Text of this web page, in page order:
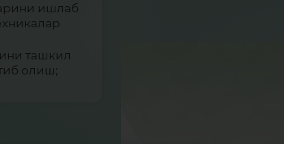
ишлаб
ташкил
олиш;